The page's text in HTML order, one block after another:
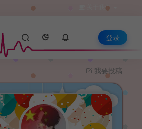
关于我们
登录
我要投稿